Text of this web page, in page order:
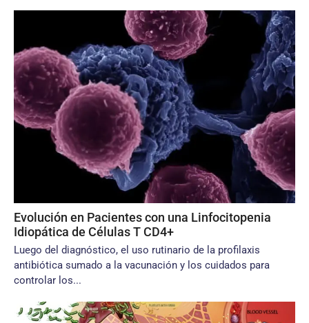
Evolución en Pacientes con una Linfocitopenia
Idiopática de Células T CD4+
Luego del diagnóstico, el uso rutinario de la profilaxis
antibiótica sumado a la vacunación y los cuidados para
controlar los...